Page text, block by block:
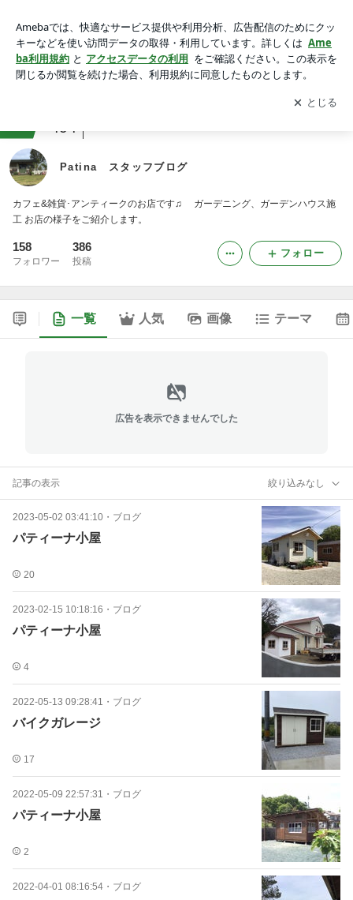
アプリをダウンロードして ブログの更新通知
を受け取りまし
ょう。
開く
494
Patina スタッフブログ
カフェ&雑貨･アンティークのお店です♫ ガーデニング、ガーデンハウス施
工 お店の様子をご紹介します。
158
フォロワー
386
投稿
フォロー
一覧 人気 画像 テーマ
広告を表示できませんでした
記事の表示 絞り込みなし
2023-05-02 03:41:10 ・ ブログ
パティーナ小屋
20
2023-02-15 10:18:16 ・ ブログ
パティーナ小屋
4
2022-05-13 09:28:41 ・ ブログ
バイクガレージ
17
2022-05-09 22:57:31 ・ ブログ
パティーナ小屋
2
2022-04-01 08:16:54 ・ ブログ